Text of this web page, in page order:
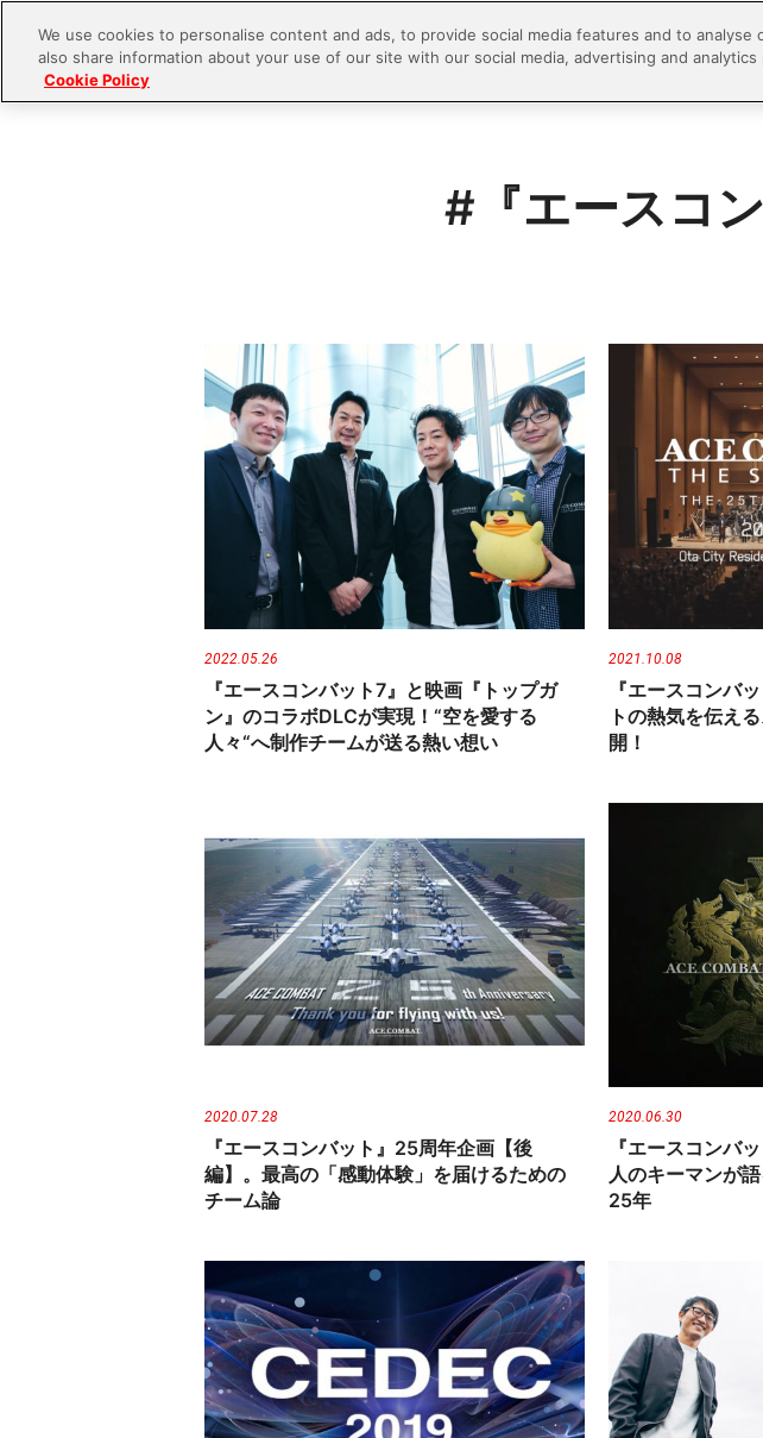
#『エースコ
2022.05.26
『エースコンバット7』と映画『トップガ
ン』のコラボDLCが実現！“空を愛する
人々“へ制作チームが送る熱い想い
2021.10.08
『エースコンバ
トの熱気を伝え
開！
2020.07.28
『エースコンバット』25周年企画【後
編】。最高の「感動体験」を届けるための
チーム論
2020.06.30
『エースコンバ
人のキーマンが
25年
We use cookies to personalise content and ads, to provide social media features and to analyse
also share information about your use of our site with our social media, advertising and analytics
Cookie Policy